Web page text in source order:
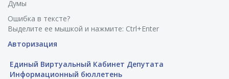
Думы
Ошибка в тексте?
Выделите ее мышкой и нажмите: Ctrl+Enter
Авторизация
Единый Виртуальный Кабинет Депутата
Информационный бюллетень